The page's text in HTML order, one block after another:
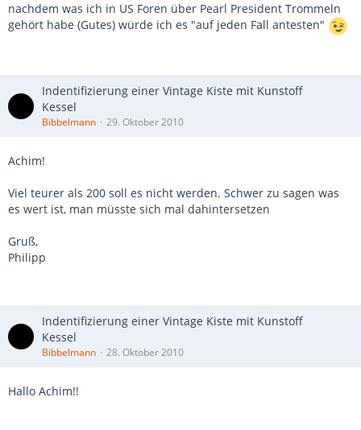
nachdem was ich in US Foren über Pearl President Trommeln
gehört habe (Gutes) würde ich es "auf jeden Fall antesten"
Indentifizierung einer Vintage Kiste mit Kunstoff
Kessel
Bibbelmann 29. Oktober 2010
Achim!
Viel teurer als 200 soll es nicht werden. Schwer zu sagen was
es wert ist, man müsste sich mal dahintersetzen
Gruß,
Philipp
Indentifizierung einer Vintage Kiste mit Kunstoff
Kessel
Bibbelmann 28. Oktober 2010
Hallo Achim!!